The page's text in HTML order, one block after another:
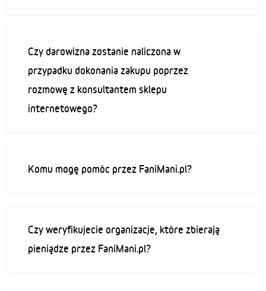
Czy darowizna zostanie naliczona w
przypadku dokonania zakupu poprzez
rozmowę z konsultantem sklepu
internetowego?
Komu mogę pomóc przez FaniMani.pl?
Czy weryfikujecie organizacje, które zbierają
pieniądze przez FaniMani.pl?